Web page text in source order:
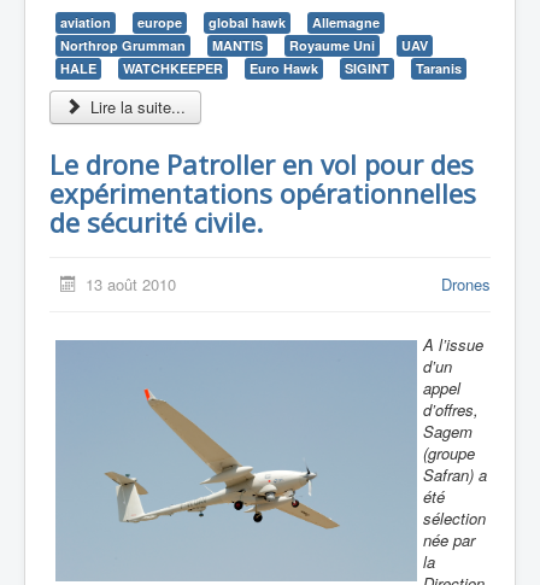
aviation europe global hawk
Allemagne
Northrop Grumman
MANTIS Royaume Uni
UAV
HALE
WATCHKEEPER Euro Hawk SIGINT Taranis
Lire la suite...
Le drone Patroller en vol pour des
expérimentations opérationnelles
de sécurité civile.
13 août 2010 Drones
A l’issue
d’un
appel
d’offres,
Sagem
(groupe
Safran) a
été
sélection
née par
la